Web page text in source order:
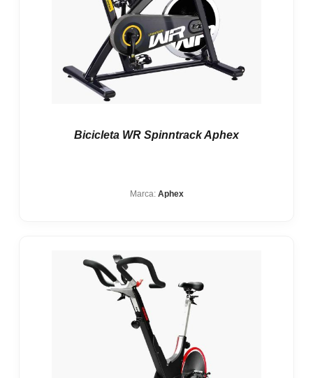
Bicicleta WR Spinntrack Aphex
Marca: Aphex